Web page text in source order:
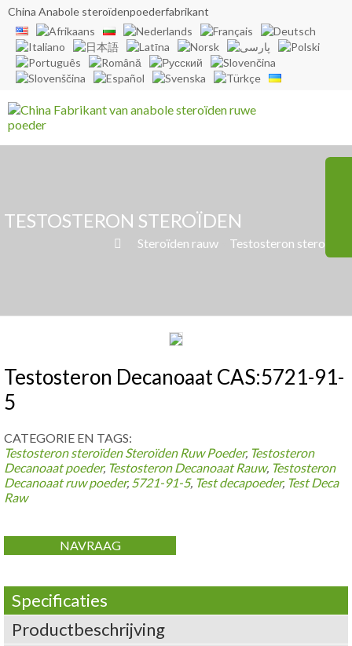
China Anabole steroïdenpoederfabrikant
TESTOSTERON STEROÏDEN
 Steroïden rauw Testosteron steroïden
Testosteron Decanoaat CAS:5721-91-
5
CATEGORIE EN TAGS:
Testosteron steroïden Steroïden Ruw Poeder, Testosteron
Decanoaat poeder, Testosteron Decanoaat Rauw, Testosteron
Decanoaat ruw poeder, 5721-91-5, Test decapoeder, Test Deca
Raw
NAVRAAG
Specificaties
Productbeschrijving